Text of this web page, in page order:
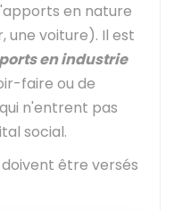
en nature
une voiture). Il est
en industrie
faire ou de
n'entrent pas
social.
doivent être versés